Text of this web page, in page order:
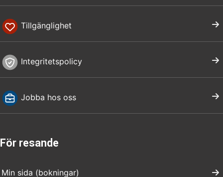
Tillgänglighet
Integritetspolicy
Jobba hos oss
För resande
Min sida (bokningar)